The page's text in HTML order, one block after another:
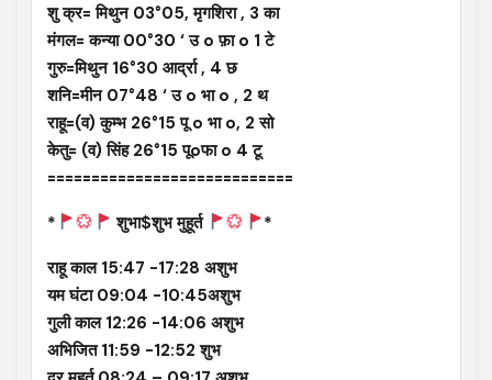
शु क्र= मिथुन 03°05, मृगशिरा , 3 का
मंगल= कन्या 00°30 ‘ उ o फ़ा o 1 टे
गुरु=मिथुन 16°30 आर्द्रा , 4 छ
शनि=मीन 07°48 ‘ उ o भा o , 2 थ
राहू=(व) कुम्भ 26°15 पू o भा o, 2 सो
केतु= (व) सिंह 26°15 पूoफा o 4 टू
============================
* शुभा$शुभ मुहूर्त *
राहू काल 15:47 -17:28 अशुभ
यम घंटा 09:04 -10:45अशुभ
गुली काल 12:26 -14:06 अशुभ
अभिजित 11:59 -12:52 शुभ